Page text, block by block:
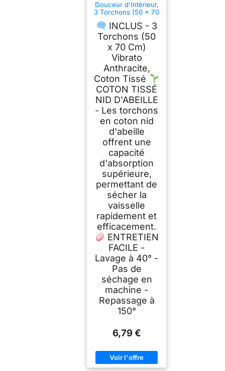
Douceur d'Intérieur,
3 Torchons (50 x 70
cm) Vibrato
Anthracite, Coton
Tissé Nid d'abeille
INCLUS - 3
Torchons (50
x 70 Cm)
Vibrato
Anthracite,
Coton Tissé
COTON TISSÉ
NID D'ABEILLE
- Les torchons
en coton nid
d'abeille
offrent une
capacité
d'absorption
supérieure,
permettant de
sécher la
vaisselle
rapidement et
efficacement.
ENTRETIEN
FACILE -
Lavage à 40° -
Pas de
séchage en
machine -
Repassage à
150°
6,79 €